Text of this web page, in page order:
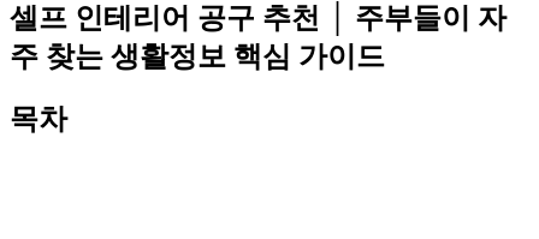
셀프 인테리어 공구 추천 │ 주부들이 자
주 찾는 생활정보 핵심 가이드
목차